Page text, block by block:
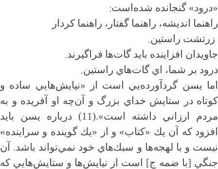
«درود» گنجانده شده‌است:
راهنما انديشه، راهنما گفتار، راهنما كردار
زرتشت راستين.
جاويدان افزاينده بايد گات‌ها فراگيرند.
درود بر شما، اي گات‌هاي راستين.
اما يسن گرد‌آورده‌يي است از «نيايش‌هايي ساده و
كوتاه در ستايش خداي بزرگ و آن‌چه او آفريده و به
مردم ارزاني داشته است».(11) درباره يسن بايد
افزود كه آن يك «كتاب» و از «يك گوينده و سراينده»
نيست و با لهجه‌ها و سبك‌هاي خود نمي‌تواند باشد. آن
جنگي [با ضمه ج] است از نيايش‌ها و ستايش‌هايي كه